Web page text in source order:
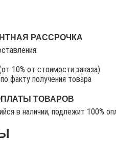
РАССРОЧКА
10% от стоимости заказа)
факту получения товара
ТОВАРОВ
в наличии, подлежит 100%